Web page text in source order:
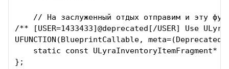
// На заслуженный отдых отправим и эту
/** [USER=1433433]@deprecated[/USER] Use
UFUNCTION(BlueprintCallable,
static const ULyraInventoryItemFragment*
};